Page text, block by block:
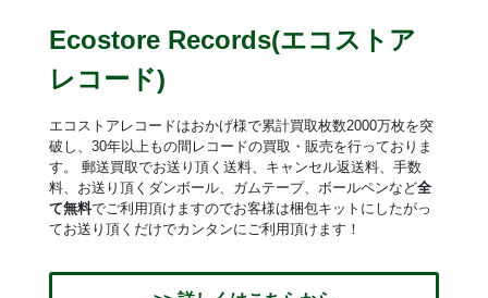
Ecostore Records(エコストア
レコード)
エコストアレコードはおかげ様で累計買取枚数2000万枚を突
破し、30年以上もの間レコードの買取・販売を行っておりま
す。 郵送買取でお送り頂く送料、キャンセル返送料、手数
料、お送り頂くダンボール、ガムテープ、ボールペンなど全
て無料でご利用頂けますのでお客様は梱包キットにしたがっ
てお送り頂くだけでカンタンにご利用頂けます！